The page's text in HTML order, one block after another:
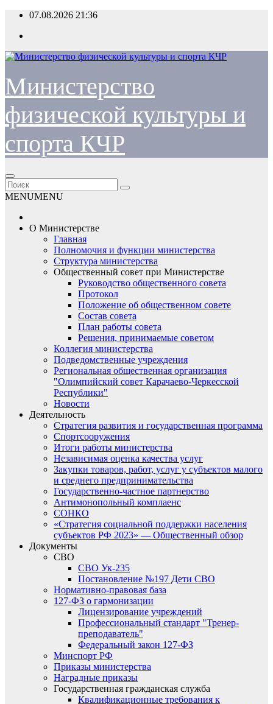
Перейти
содержимому
07.08.2026 21:36
Министерство
физической культуры и
спорта КЧР
MENUMENU
О Министерстве
Главная
Полномочия и функции министерства
Структура министерства
Общественный совет при Министерстве
Руководство общественного совета
Протокол
Положение об общественном совете
Состав совета
План работы совета
Решения, принимаемые советом
Коллегия министерства
Подведомственные учреждения
Региональная общественная организация
"Олимпийский совет Карачаево-Черкесской
Республики"
Новости
Деятельность
Стратегия развития и государственная программа
Спортсооружения
Итоги работы министерства
Независимая оценка качества услуг
Закупки товаров, работ, услуг у субъектов малого
и среднего предпринимательства
Государственно-частное партнерство
Антимонопольный комплаенс
СОНКО
«Стратегия социальной поддержки населения
субъектов РФ 2023» — Общественный обзор
Документы
СВО
СВО Ук-235
Постановление №197 Дети СВО
Нормативно-правовая база
127-ФЗ о гармонизации
Лицензирование учреждений
Профессиональный стандарт "Тренер-
преподаватель"
Федеральный закон 127-ФЗ
Минспорт РФ
Приказы министерства
Наградные приказы
Государственная гражданская служба
Квалификационные требования к